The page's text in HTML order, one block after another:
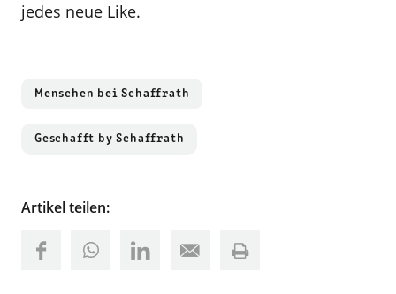
jedes neue Like.
Menschen bei Schaffrath
Geschafft by Schaffrath
Artikel teilen: